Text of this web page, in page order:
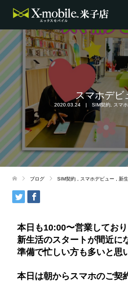
スマホデビ
2020.03.24 SIM契約, スマ
ブログ SIM契約 スマホデビュー 新
本日も10:00〜営業してお
新生活のスタートが間近に
準備で忙しい方も多いと思
本日は朝からスマホのご契